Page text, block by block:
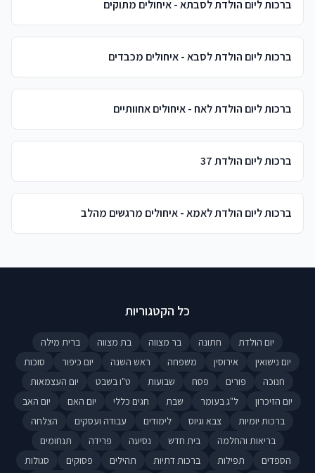
ברכות ליום הולדת לסבתא - איחולים מתוקים
ברכות ליום הולדת לסבא - איחולים מכבדים
ברכות ליום הולדת לאח - איחולים אחוותיים
ברכות ליום הולדת 37
ברכות ליום הולדת לאמא - איחולים מרגשים מהלב
כל הקטגוריות
יום הולדת חתונה בר מצווה בת מצווה
ברית מילה
יום נישואין
אירוסין משפחה ראש השנה יום כיפור
סוכות
חנוכה
פורים פסח שבועות ט"ו בשבט
יום העצמאות
יום הזיכרון
ל"ג בעומר שבת חגים כללי יום האם
יום האב
ברכות יומיות
צבא וגיוס לימודים עבודה ועסקים
הצלחה
בריאות והחלמה
בית חדש נסיעה פרידה
תנחומים
הספדים
תפילות ברכות דתיות תהילים פסוקים
סגולות